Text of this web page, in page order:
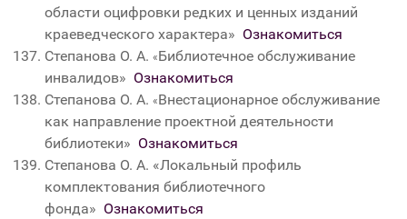
области оцифровки редких и ценных изданий
краеведческого характера» Ознакомиться
Степанова О. А. «Библиотечное обслуживание
инвалидов» Ознакомиться
Степанова О. А. «Внестационарное обслуживание
как направление проектной деятельности
библиотеки» Ознакомиться
Степанова О. А. «Локальный профиль
комплектования библиотечного
фонда» Ознакомиться